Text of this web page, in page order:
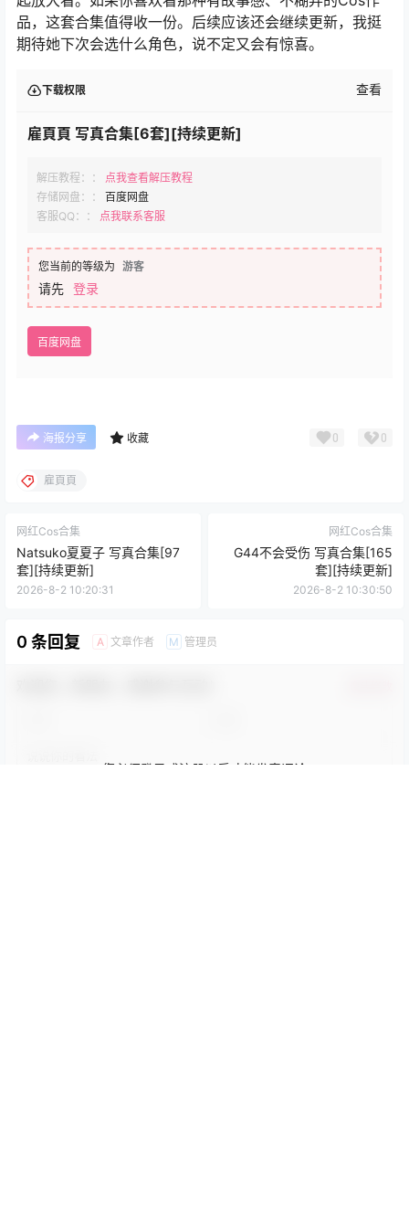
品，这套合集值得收一份。后续应该还会继续更新，我挺
期待她下次会选什么角色，说不定又会有惊喜。
下载权限 查看
雇頁頁 写真合集[6套][持续更新]
解压教程：：
点我查看解压教程
存储网盘：：
百度网盘
客服QQ：：
点我联系客服
您当前的等级为 游客
请先 登录
百度网盘
海报分享 收藏 0 0
雇頁頁
网红Cos合集
Natsuko夏夏子 写真合集[97
套][持续更新]
2026-8-2 10:20:31
网红Cos合集
G44不会受伤 写真合集[165
套][持续更新]
2026-8-2 10:30:50
0 条回复 A 文章作者 M 管理员
您必须登录或注册以后才能发表评论